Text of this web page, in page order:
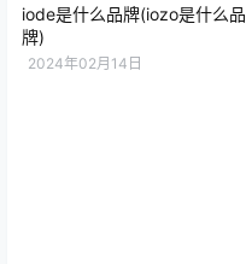
iode是什么品牌(iozo是什么品
牌)
2024年02月14日